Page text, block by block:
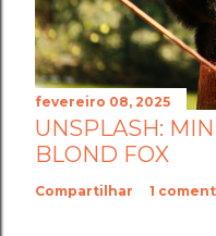
fevereiro 08, 2025
UNSPLASH:
BLOND FOX
Compartilhar 1